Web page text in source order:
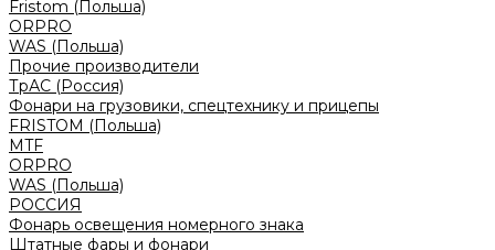
Fristom (Польша)
ORPRO
WAS (Польша)
Прочие производители
ТрАС (Россия)
Фонари на грузовики, спецтехнику и прицепы
FRISTOM (Польша)
MTF
ORPRO
WAS (Польша)
РОССИЯ
Фонарь освещения номерного знака
Штатные фары и фонари